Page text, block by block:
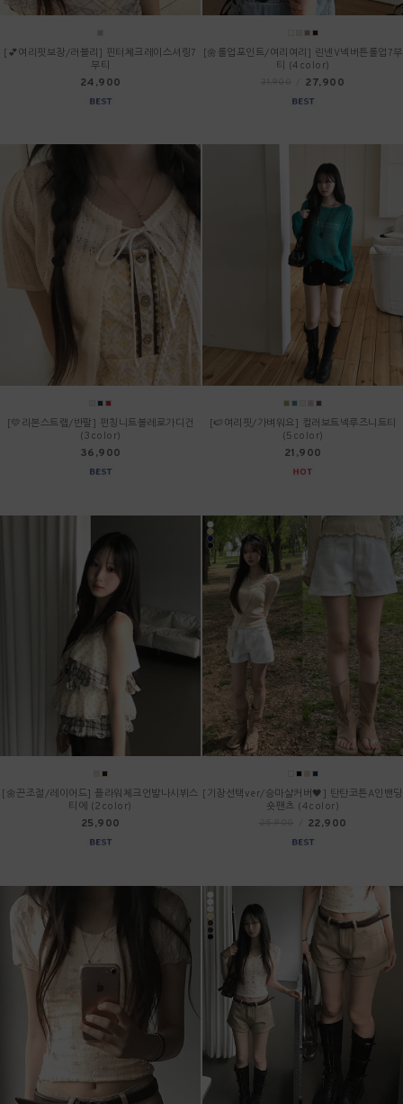
[💕여리핏보장/러블리] 핀터체크레이스셔링7
부티
24,900
[🌼롤업포인트/여리여리] 린넨V넥버튼롤업7부
티 (4color)
27,900
[💛리본스트랩/반팔] 펀칭니트볼레로가디건
(3color)
36,900
[🍉여리핏/가벼워요] 컬러보트넥루즈니트티
(5color)
21,900
[🌼끈조절/레이어드] 플라워체크언발나시뷔스
티에 (2color)
25,900
[기장선택ver/승마살커버🖤] 탄탄코튼A인밴딩
숏팬츠 (4color)
22,900